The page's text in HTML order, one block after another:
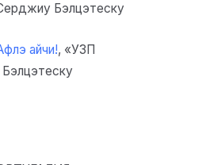
Бэлцэтеску
айчи!, «УЗП